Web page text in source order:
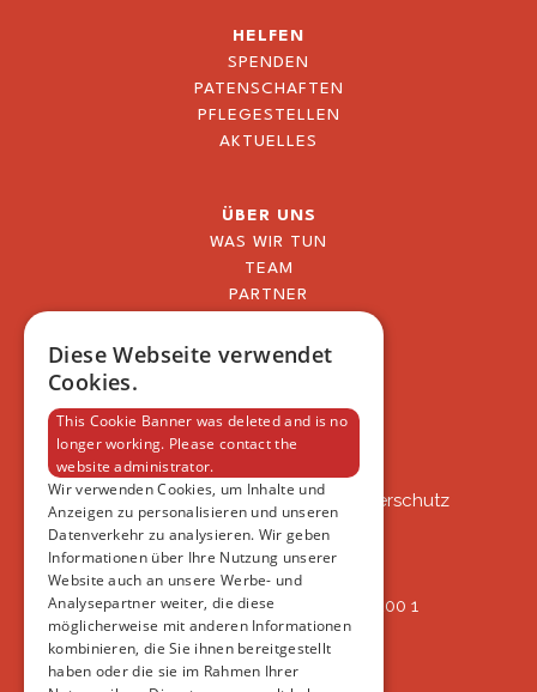
HELFEN
SPENDEN
PATENSCHAFTEN
PFLEGESTELLEN
AKTUELLES
ÜBER UNS
WAS WIR TUN
TEAM
PARTNER
FAQ
VSAT
VSAT - Verein Schweizer Auslandtierschutz
Oberlangnauerstrasse 13b
9562 Märwil
IBAN: CH82 00 78 4297 8786 7200 1
ERREICHBAR
AB 17:45
+41 44 594 66 25
Diese Webseite verwendet
Cookies.
This Cookie Banner was deleted and is no
longer working. Please contact the
website administrator.
Wir verwenden Cookies, um Inhalte und
Anzeigen zu personalisieren und unseren
Datenverkehr zu analysieren. Wir geben
Informationen über Ihre Nutzung unserer
Website auch an unsere Werbe- und
Analysepartner weiter, die diese
möglicherweise mit anderen Informationen
kombinieren, die Sie ihnen bereitgestellt
haben oder die sie im Rahmen Ihrer